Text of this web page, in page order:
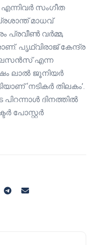
സംഗീത
മാധവ്
പ്രവീണ്‍ വര്‍മ്മ,
പൃഥ്വിരാജ് കേന്ദ്ര
എന്ന
ലാല്‍ ജൂനിയര്‍
‘നടികർ തിലകം’.
ദിനത്തിൽ
പോസ്റ്റർ